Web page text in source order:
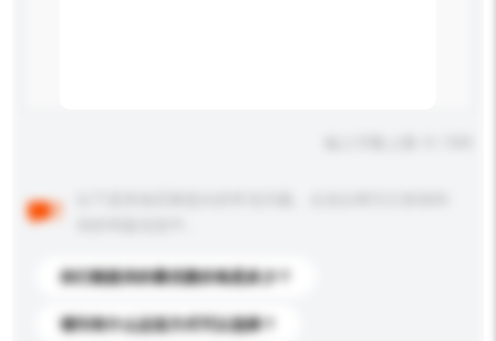
你们能提供的最优惠价格是多少？
请问有什么运送方式可以选择？